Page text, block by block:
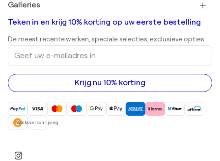
Banksy
Mr. Brainwash
Shepard Fairey
Abstracte schilderijen te koop
Landschapsschilderijen
Beelden
Acrylverfschilderijen
Galleries
Kunstgaleries in Nederland
Teken in en krijg 10% korting op uw eerste bestelling
De meest recente werken, speciale selecties, exclusieve opties.
Geef
uw
e-
mailadres
in
Krijg nu 10% korting
Bankoverschrijving